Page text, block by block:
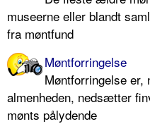
museerne eller blandt
fra møntfund
Møntforringelse
Møntforringelse
almenheden, nedsætter
mønts pålydende